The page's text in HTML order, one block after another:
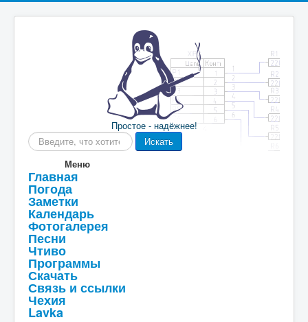
Простое - надёжнее!
Искать...
Искать
Меню
Главная
Погода
Заметки
Календарь
Фотогалерея
Песни
Чтиво
Программы
Скачать
Связь и ссылки
Чехия
Lavka